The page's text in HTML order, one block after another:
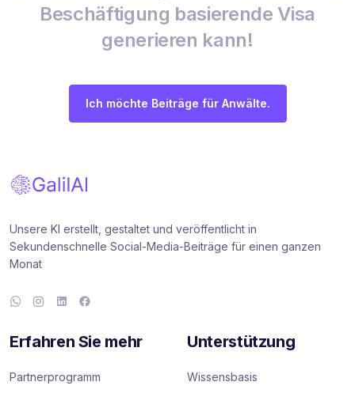
Beschäftigung basierende Visa
generieren kann!
Ich möchte Beiträge für Anwälte.
Unsere KI erstellt, gestaltet und veröffentlicht in
Sekundenschnelle Social-Media-Beiträge für einen ganzen
Monat
Erfahren Sie mehr
Partnerprogramm
Unterstützung
Wissensbasis